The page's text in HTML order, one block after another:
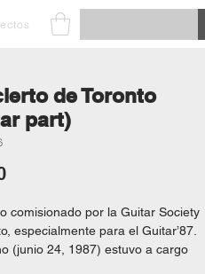
de Toronto
part)
Price
comisionado por la Guitar Society
especialmente para el Guitar’87.
(junio 24, 1987) estuvo a cargo